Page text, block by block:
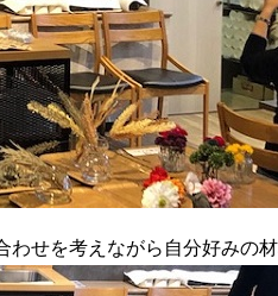
せを考えながら自分好みの材